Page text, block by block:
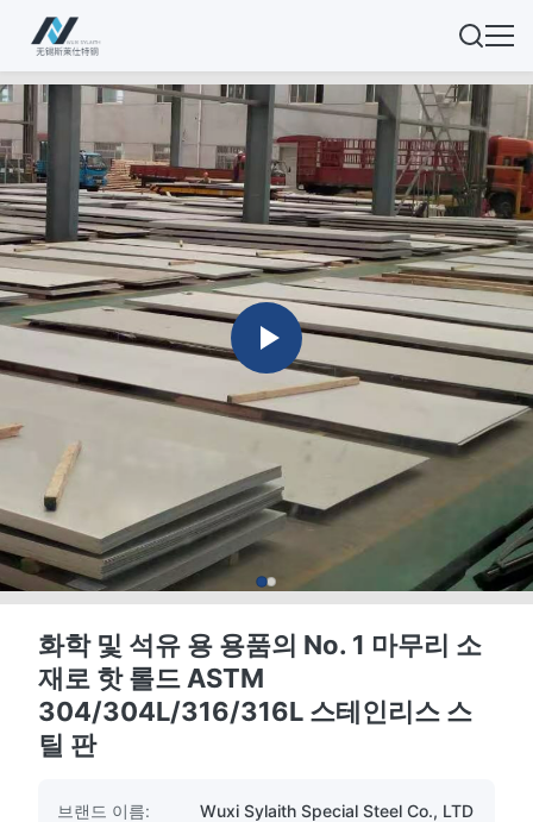
화학 및 석유 용 용품의 No. 1 마무리 소
재로 핫 롤드 ASTM
304/304L/316/316L 스테인리스 스
틸 판
브랜드 이름:
Wuxi Sylaith Special Steel Co., LTD